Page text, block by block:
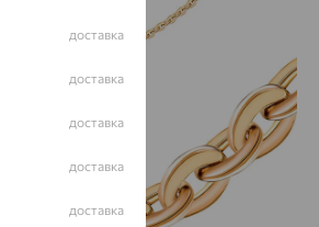
доставка
доставка
доставка
доставка
доставка